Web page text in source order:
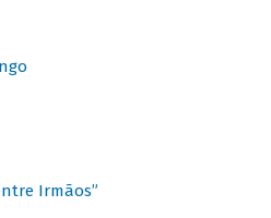
Irmãos”